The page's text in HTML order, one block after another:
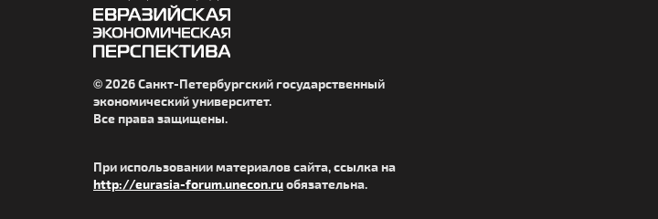
© 2026 Санкт-Петербургский государственный
экономический университет.
Все права защищены.
При использовании материалов сайта, ссылка на
http://eurasia-forum.unecon.ruобязательна.